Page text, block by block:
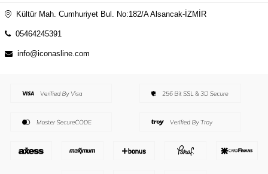
Kültür Mah. Cumhuriyet Bul. No:182/A Alsancak-İZMİR
05464245391
info@iconasline.com